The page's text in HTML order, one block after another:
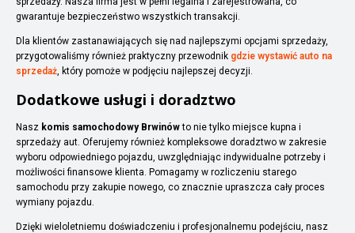
gwarantuje bezpieczeństwo wszystkich transakcji.
Dla klientów zastanawiających się nad najlepszymi opcjami sprzedaży,
przygotowaliśmy również praktyczny przewodnik gdzie wystawić auto na
sprzedaż, który pomoże w podjęciu najlepszej decyzji.
Dodatkowe usługi i doradztwo
Nasz komis samochodowy Brwinówto nie tylko miejsce kupna i
sprzedaży aut. Oferujemy również kompleksowe doradztwo w zakresie
wyboru odpowiedniego pojazdu, uwzględniając indywidualne potrzeby i
możliwości finansowe klienta. Pomagamy w rozliczeniu starego
samochodu przy zakupie nowego, co znacznie upraszcza cały proces
wymiany pojazdu.
Dzięki wieloletniemu doświadczeniu i profesjonalnemu podejściu, nasz